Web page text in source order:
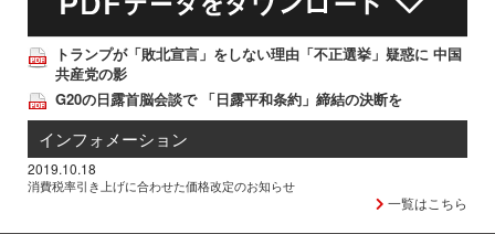
トランプが「敗北宣言」をしない理由「不正選挙」疑惑に 中国
共産党の影
G20の日露首脳会談で 「日露平和条約」締結の決断を
インフォメーション
2019.10.18
消費税率引き上げに合わせた価格改定のお知らせ
一覧はこちら